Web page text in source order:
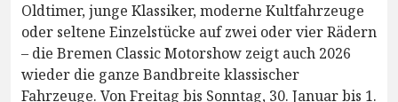
Oldtimer, junge Klassiker, moderne Kultfahrzeuge
oder seltene Einzelstücke auf zwei oder vier Rädern
– die Bremen Classic Motorshow zeigt auch 2026
wieder die ganze Bandbreite klassischer
Fahrzeuge. Von Freitag bis Sonntag, 30. Januar bis 1.